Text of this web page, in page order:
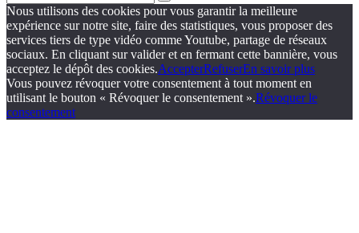
Nous utilisons des cookies pour vous garantir la meilleure
expérience sur notre site, faire des statistiques, vous proposer des
services tiers de type vidéo comme Youtube, partage de réseaux
sociaux. En cliquant sur valider et en fermant cette bannière, vous
acceptez le dépôt des cookies.AccepterRefuserEn savoir plus
Vous pouvez révoquer votre consentement à tout moment en
utilisant le bouton « Révoquer le consentement ».Révoquer le
consentement